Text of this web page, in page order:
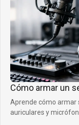
Cómo armar un
Aprende cómo armar
auriculares y